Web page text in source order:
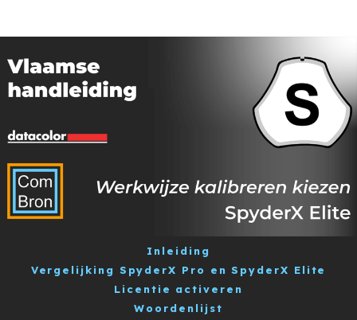
Inleiding
Vergelijking SpyderX Pro en SpyderX Elite
Licentie activeren
Woordenlijst